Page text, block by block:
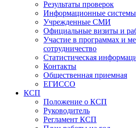
Результаты проверок
Информационные системы
Учрежденные СМИ
Официальные визиты и
Участие в программах и
сотрудничество
Статистическая
Контакты
Общественная приемная
ЕГИССО
КСП
Положение о КСП
Руководитель
Регламент КСП